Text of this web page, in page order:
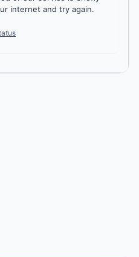
internet and try again.